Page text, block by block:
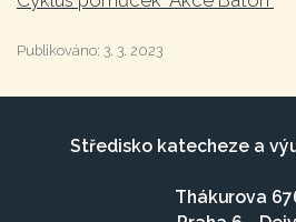
Publikováno: 3. 3. 2023
Středisko katecheze a
Thákurova